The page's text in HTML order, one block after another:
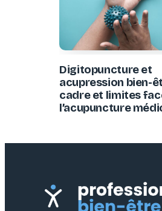
Digitopuncture et
acupression bien-
cadre et limites
l’acupuncture